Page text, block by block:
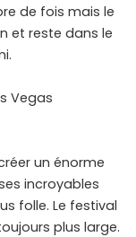
de fois mais le
et reste dans le
Vegas
un énorme
incroyables
folle. Le festival
plus large.